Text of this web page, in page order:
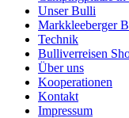
VERREISEN
BULLI
VERREISEN
Unser Bulli
Markkleeberger
Technik
Bulliverreisen
Über uns
Kooperationen
Kontakt
Impressum